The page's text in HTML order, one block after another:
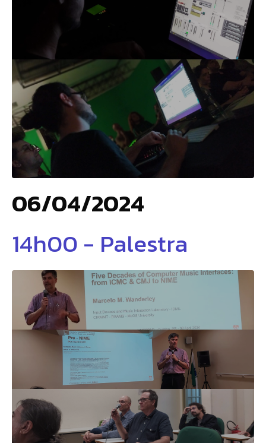
06/04/2024
14h00 - Palestra